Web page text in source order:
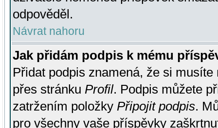
odpověděl.
Návrat nahoru
Jak přidám podpis k mému
Přidat podpis znamená, že si
přes stránku Profil. Podpis můžete
zatržením položky Připojit podpis.
pro všechny vaše příspěvky